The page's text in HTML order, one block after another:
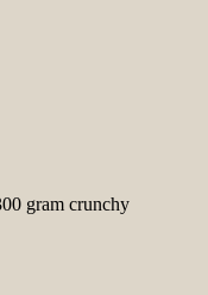
gram crunchy